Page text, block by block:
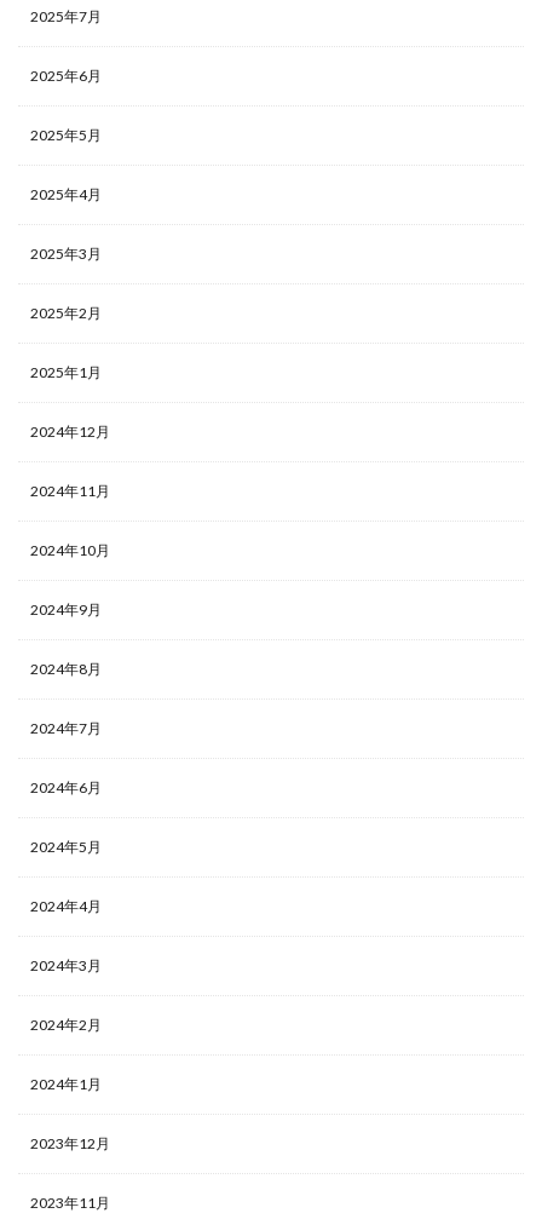
2025年7月
2025年6月
2025年5月
2025年4月
2025年3月
2025年2月
2025年1月
2024年12月
2024年11月
2024年10月
2024年9月
2024年8月
2024年7月
2024年6月
2024年5月
2024年4月
2024年3月
2024年2月
2024年1月
2023年12月
2023年11月